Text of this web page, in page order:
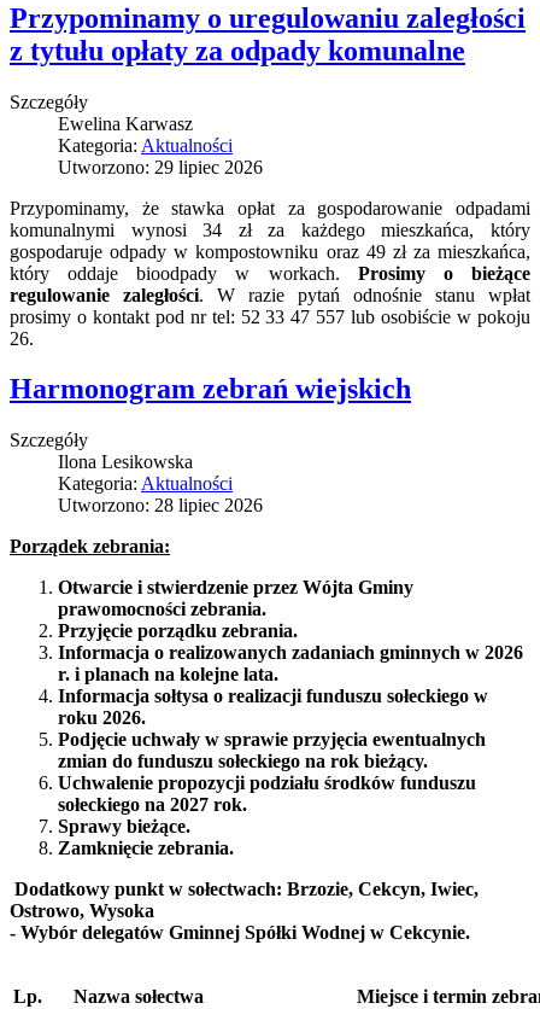
Przypominamy o uregulowaniu zaległości
z tytułu opłaty za odpady komunalne
Szczegóły
Ewelina Karwasz
Kategoria: Aktualności
Utworzono: 29 lipiec 2026
Przypominamy, że stawka opłat za gospodarowanie odpadami
komunalnymi wynosi 34 zł za każdego mieszkańca, który
gospodaruje odpady w kompostowniku oraz 49 zł za mieszkańca,
który oddaje bioodpady w workach. Prosimy o bieżące
regulowanie zaległości. W razie pytań odnośnie stanu wpłat
prosimy o kontakt pod nr tel: 52 33 47 557 lub osobiście w pokoju
26.
Harmonogram zebrań wiejskich
Szczegóły
Ilona Lesikowska
Kategoria: Aktualności
Utworzono: 28 lipiec 2026
Porządek zebrania:
Otwarcie i stwierdzenie przez Wójta Gminy
prawomocności zebrania.
Przyjęcie porządku zebrania.
Informacja o realizowanych zadaniach gminnych w 2026
r. i planach na kolejne lata.
Informacja sołtysa o realizacji funduszu sołeckiego w
roku 2026.
Podjęcie uchwały w sprawie przyjęcia ewentualnych
zmian do funduszu sołeckiego na rok bieżący.
Uchwalenie propozycji podziału środków funduszu
sołeckiego na 2027 rok.
Sprawy bieżące.
Zamknięcie zebrania.
Dodatkowy punkt w sołectwach: Brzozie, Cekcyn, Iwiec,
Ostrowo, Wysoka
- Wybór delegatów Gminnej Spółki Wodnej w Cekcynie.
Lp. Nazwa sołectwa Miejsce i termin